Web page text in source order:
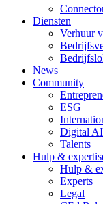
Diensten
Verhuur
News
Community
ESG
Digital AI
Talents
Hulp &
Hulp &
Experts
Legal